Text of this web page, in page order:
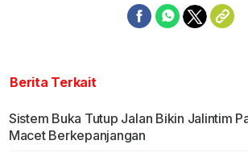
Berita Terkait
Sistem Buka Tutup Jalan Bikin Jalintim
Macet Berkepanjangan